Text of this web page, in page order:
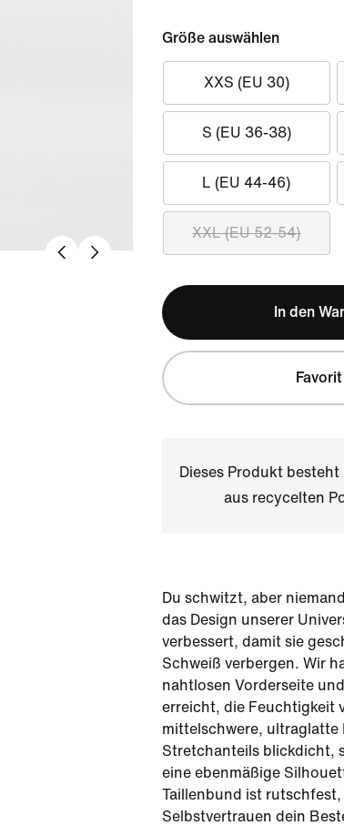
Größe auswählen
XXS (EU 30)
S (EU 36-38)
L (EU 44-46)
XXL (EU 52-54)
In den
Favorit
Dieses Produkt
aus recycelten
Du schwitzt, aber
das Design unserer
verbessert, damit sie
Schweiß verbergen. Wir
nahtlosen Vorderseite
erreicht, die Feuchtigkeit
mittelschwere, ultraglatte
Stretchanteils blickdicht,
eine ebenmäßige
Taillenbund ist
Selbstvertrauen dein